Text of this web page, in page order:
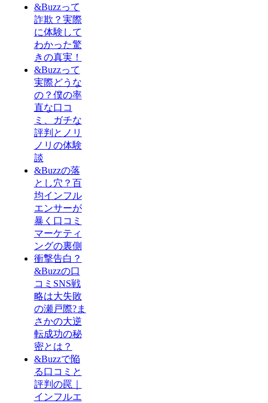
&Buzzって
詐欺？実際
に体験して
わかった驚
きの真実！
&Buzzって
実際どうな
の？僕の率
直な口コ
ミ、ガチな
評判とノリ
ノリの体験
談
&Buzzの落
とし穴？百
均インフル
エンサーが
暴く口コミ
マーケティ
ングの裏側
衝撃告白？
&Buzzの口
コミSNS戦
略は大失敗
の瀬戸際?ま
さかの大逆
転成功の秘
密とは？
&Buzzで陥
る口コミと
評判の罠｜
インフルエ